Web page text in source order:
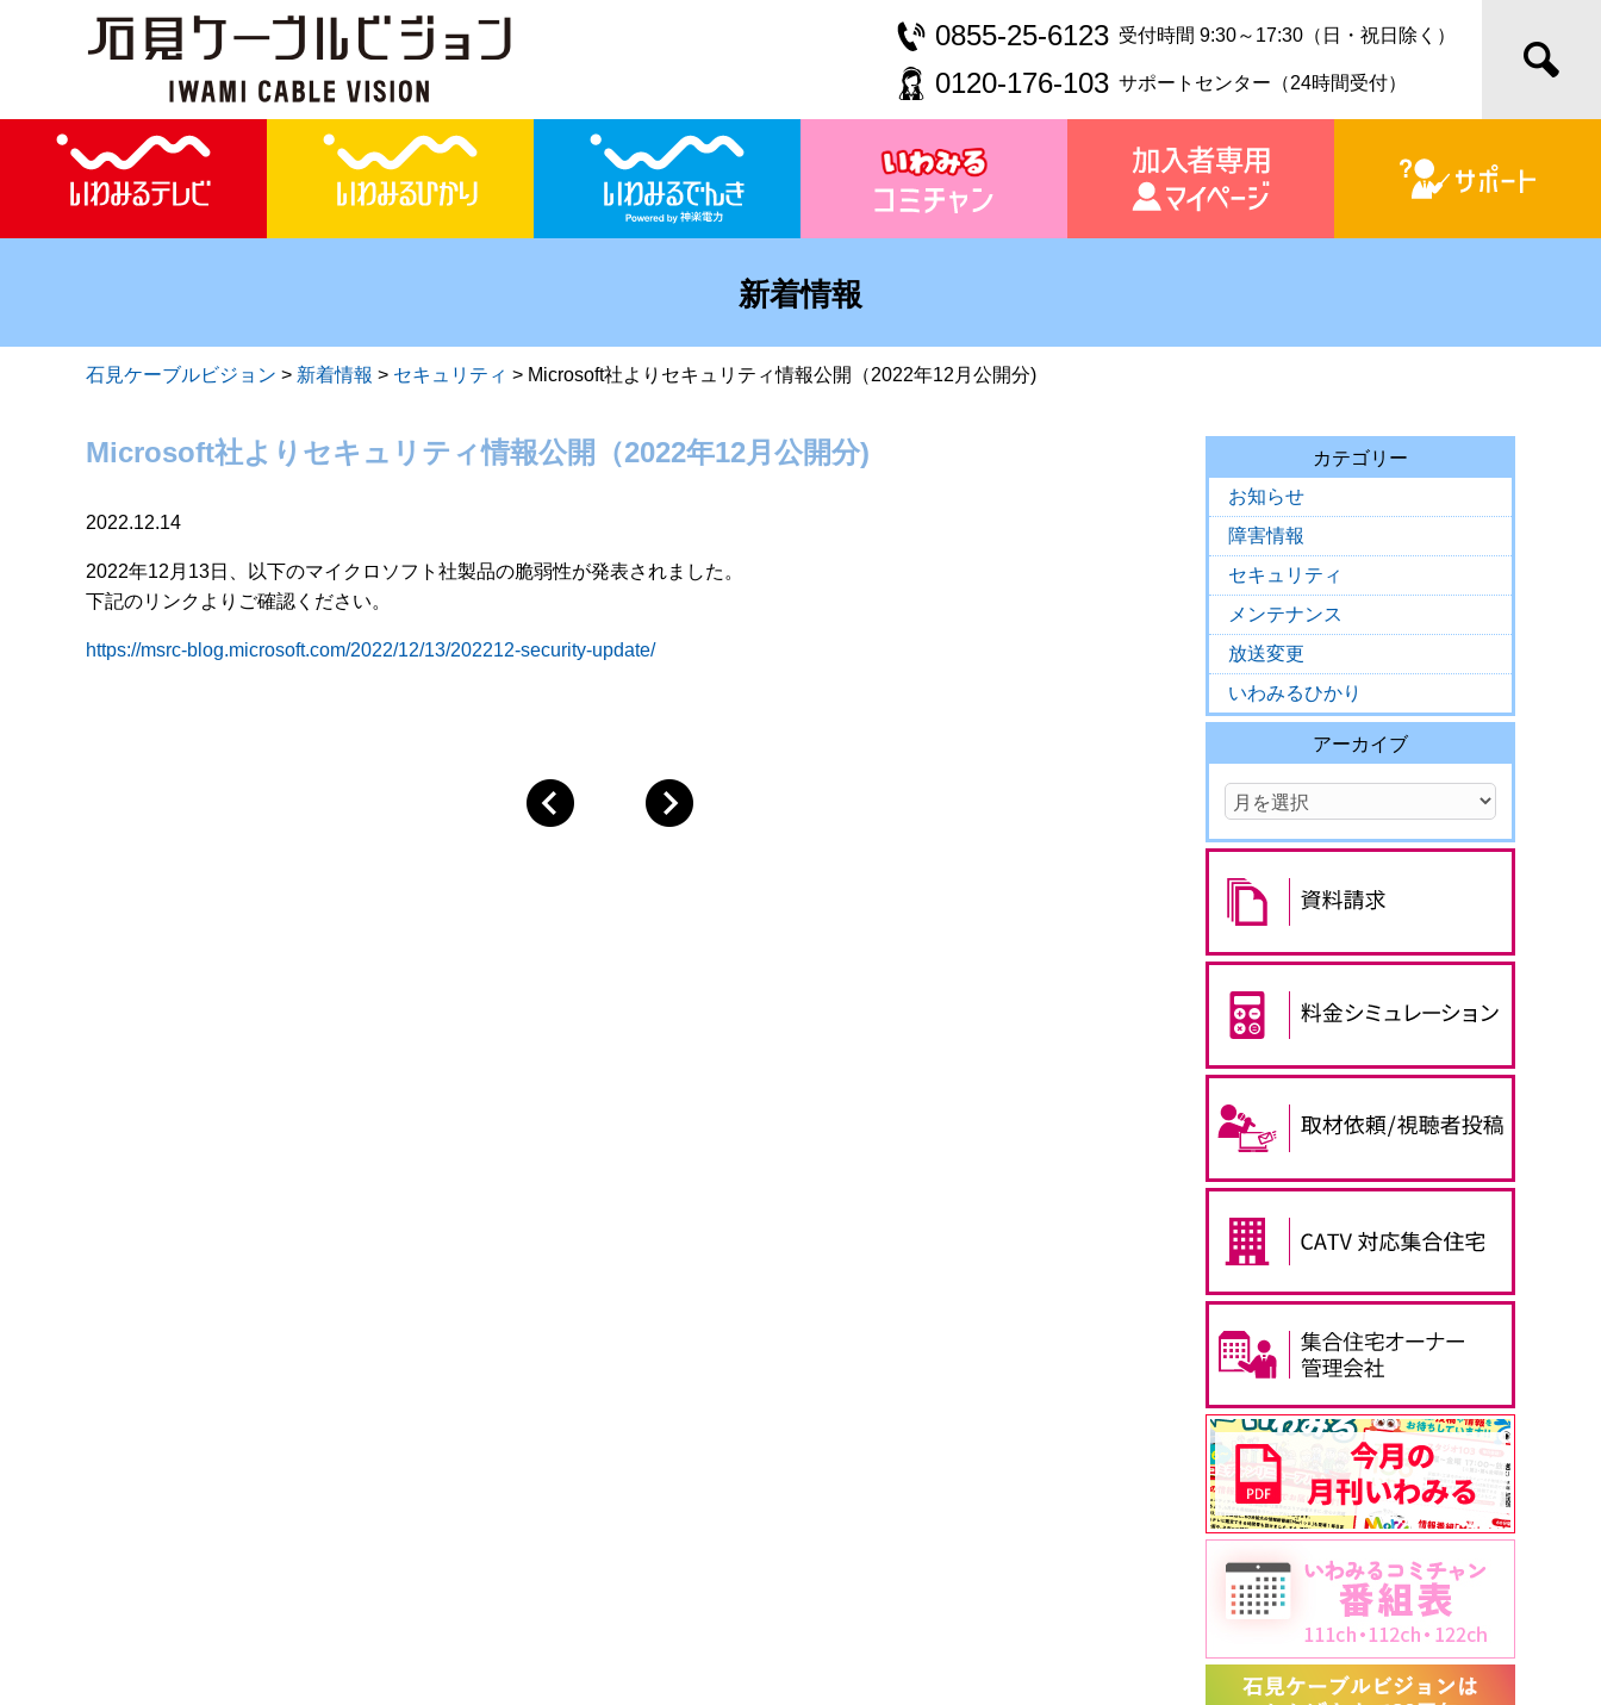
0855-25-6123 受付時間 9:30～17:30（日・祝日除く）
0120-176-103 サポートセンター（24時間受付）
新着情報
石見ケーブルビジョン > 新着情報 > セキュリティ > Microsoft社よりセキュリティ情報公開（2022年12月公開分)
Microsoft社よりセキュリティ情報公開（2022年12月公開分)
2022.12.14
2022年12月13日、以下のマイクロソフト社製品の脆弱性が発表されました。
下記のリンクよりご確認ください。
https://msrc-blog.microsoft.com/2022/12/13/202212-security-update/
カテゴリー
お知らせ
障害情報
セキュリティ
メンテナンス
放送変更
いわみるひかり
アーカイブ